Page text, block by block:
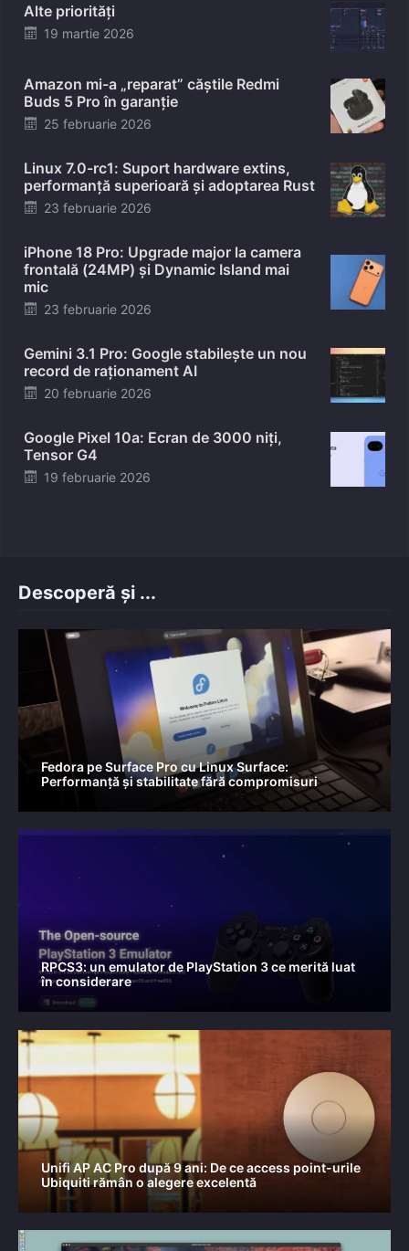
Alte priorități
Posted
19 martie 2026
Amazon mi-a „reparat” căștile Redmi
Buds 5 Pro în garanție
Posted
25 februarie 2026
Linux 7.0-rc1: Suport hardware extins,
performanță superioară și adoptarea Rust
Posted
23 februarie 2026
iPhone 18 Pro: Upgrade major la camera
frontală (24MP) și Dynamic Island mai
mic
Posted
23 februarie 2026
Gemini 3.1 Pro: Google stabilește un nou
record de raționament AI
Posted
20 februarie 2026
Google Pixel 10a: Ecran de 3000 niți,
Tensor G4
Posted
19 februarie 2026
Descoperă și ...
Fedora pe Surface Pro cu Linux Surface:
Performanță și stabilitate fără compromisuri
RPCS3: un emulator de PlayStation 3 ce merită luat
în considerare
Unifi AP AC Pro după 9 ani: De ce access point-urile
Ubiquiti rămân o alegere excelentă